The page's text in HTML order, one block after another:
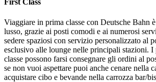
First Class
Viaggiare in prima classe con Deutsche Bahn
lusso, grazie ai posti comodi e ai numerosi
sedere spaziosi con servizio personalizzato al
esclusivo alle lounge nelle principali stazioni. I
classe possono farsi consegnare gli ordini al
se non vuoi aspettare puoi anche cenare nella
acquistare cibo e bevande nella carrozza bar/